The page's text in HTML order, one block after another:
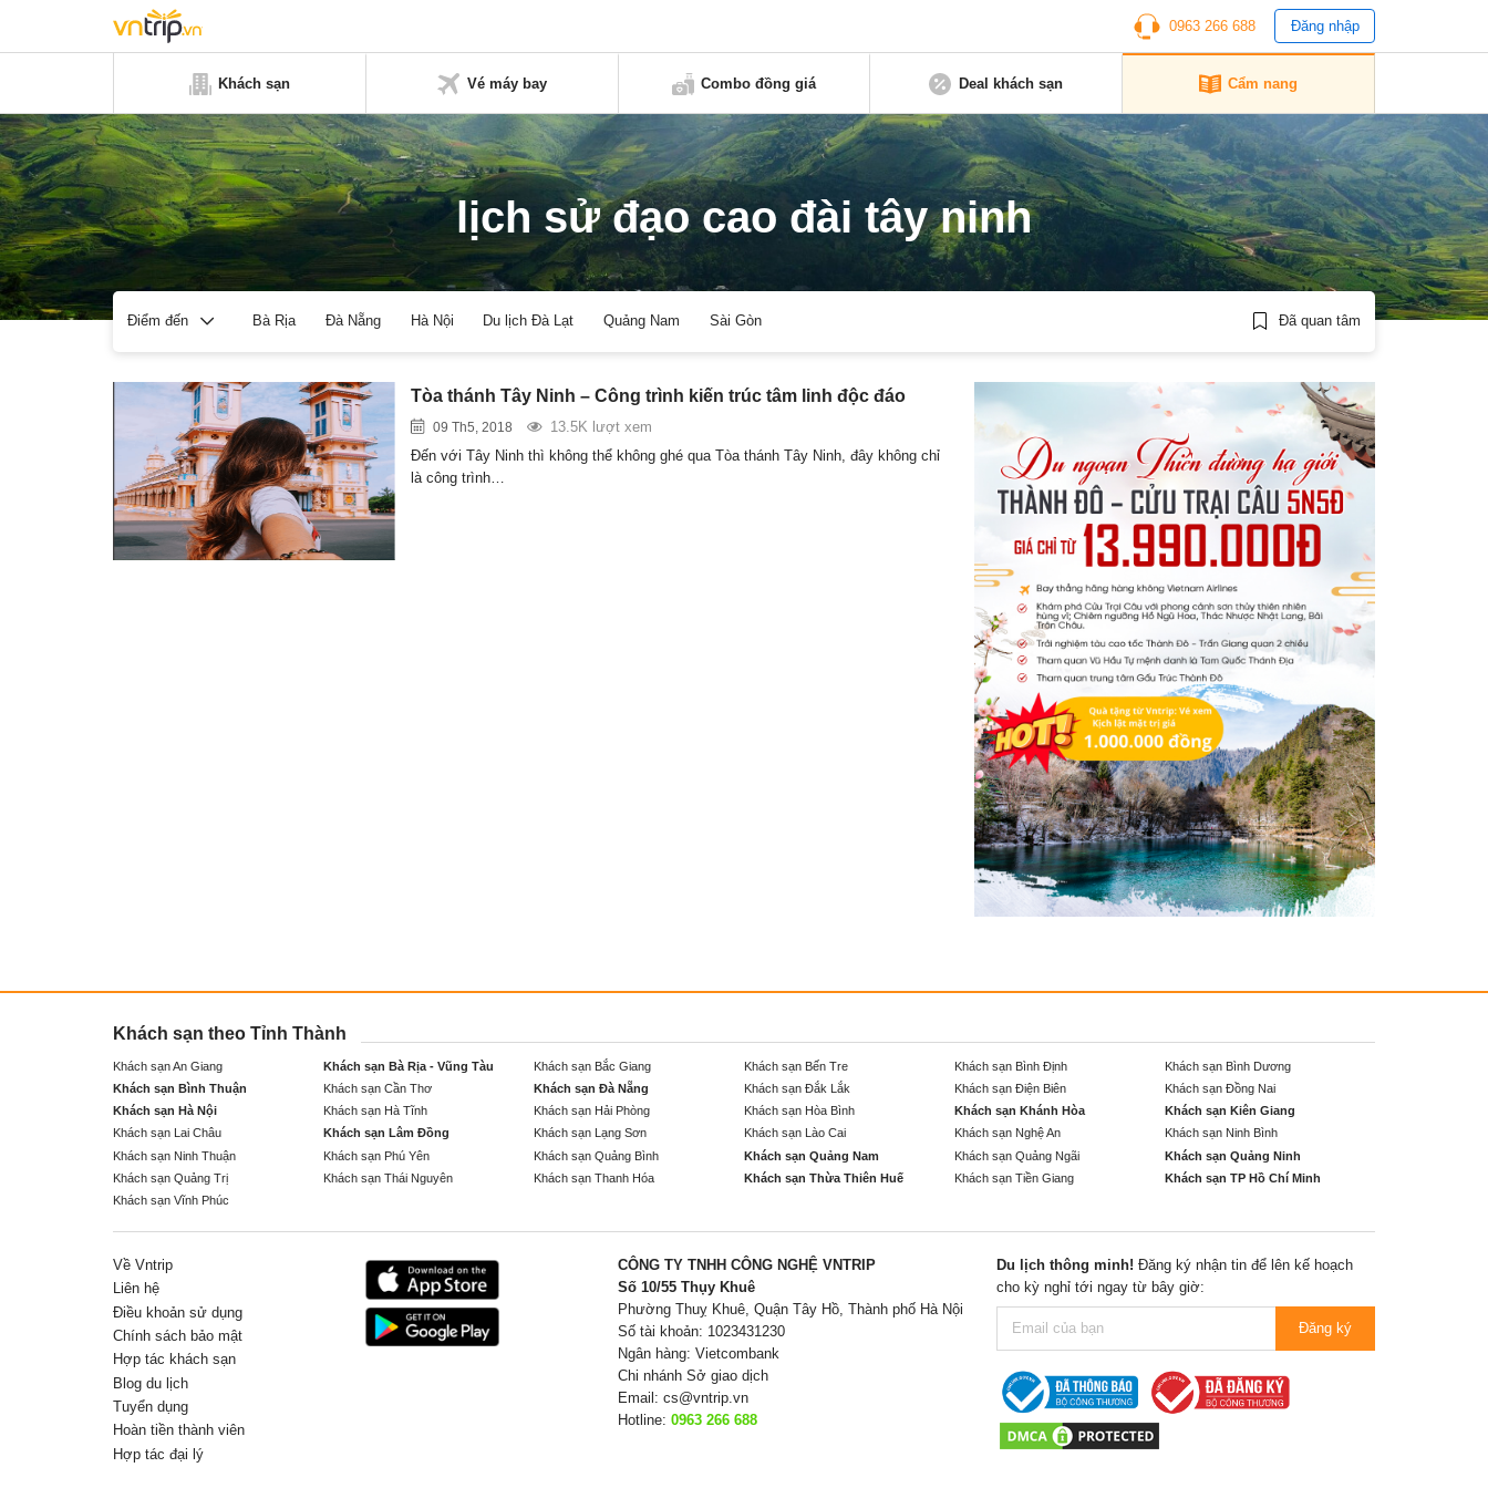
0963 266 688 Đăng nhập
Khách sạn Vé máy bay Combo đồng giá Deal khách sạn Cẩm nang
lịch sử đạo cao đài tây ninh
Điểm đến Bà Rịa Đà Nẵng Hà Nội Du lịch Đà Lạt Quảng Nam Sài Gòn Đã quan tâm
Tòa thánh Tây Ninh – Công trình kiến trúc tâm linh độc đáo
09 Th5, 2018
13.5K lượt xem
Đến với Tây Ninh thì không thể không ghé qua Tòa thánh Tây Ninh, đây không chỉ
là công trình…
Khách sạn theo Tỉnh Thành
Khách sạn An Giang Khách sạn Bà Rịa - Vũng Tàu Khách sạn Bắc Giang Khách sạn Bến Tre Khách sạn Bình Định
Khách sạn Bình Dương
Khách sạn Bình Thuận
Khách sạn Cần Thơ Khách sạn Đà Nẵng Khách sạn Đắk Lắk Khách sạn Điện Biên
Khách sạn Đồng Nai
Khách sạn Hà Nội
Khách sạn Hà Tĩnh Khách sạn Hải Phòng Khách sạn Hòa Bình Khách sạn Khánh Hòa
Khách sạn Kiên Giang
Khách sạn Lai Châu
Khách sạn Lâm Đồng Khách sạn Lạng Sơn Khách sạn Lào Cai Khách sạn Nghệ An
Khách sạn Ninh Bình
Khách sạn Ninh Thuận
Khách sạn Phú Yên Khách sạn Quảng Bình Khách sạn Quảng Nam Khách sạn Quảng Ngãi
Khách sạn Quảng Ninh
Khách sạn Quảng Trị
Khách sạn Thái Nguyên Khách sạn Thanh Hóa Khách sạn Thừa Thiên Huế Khách sạn Tiền Giang
Khách sạn TP Hồ Chí Minh
Khách sạn Vĩnh Phúc
Về Vntrip
Liên hệ
Điều khoản sử dụng
Chính sách bảo mật
Hợp tác khách sạn
Blog du lịch
Tuyển dụng
Hoàn tiền thành viên
Hợp tác đại lý
CÔNG TY TNHH CÔNG NGHỆ VNTRIP
Số 10/55 Thụy Khuê
Phường Thuỵ Khuê, Quận Tây Hồ, Thành phố Hà Nội
Số tài khoản: 1023431230
Ngân hàng: Vietcombank
Chi nhánh Sở giao dịch
Email: cs@vntrip.vn
Hotline: 0963 266 688
Du lịch thông minh! Đăng ký nhận tin để lên kế hoạch
cho kỳ nghỉ tới ngay từ bây giờ:
Đăng ký